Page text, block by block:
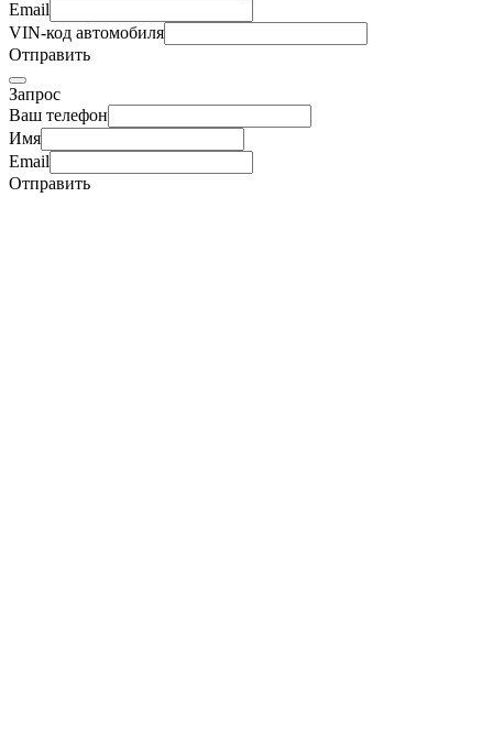
Email
VIN-код автомобиля
Отправить
Запрос
Ваш телефон
Имя
Email
Отправить